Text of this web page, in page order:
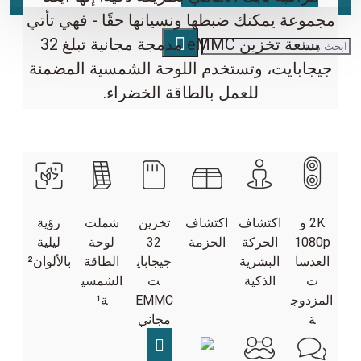
يمكنك ضبطها ونسيانها حقًا - فهي تأتي
بسعة تخزين eMMC مدمجة مجانية تبلغ 32
وتستخدم اللوحة الشمسية المضمنة
للعمل بالطاقة الخضراء.
اكتشاف
الحركة
البشرية
الذكية
اكتشاف
الحزمة
تخزين
32
شملت
لوحة
الطاقة
الشمسي
ة¹
رؤية
ليلية
بالألوان